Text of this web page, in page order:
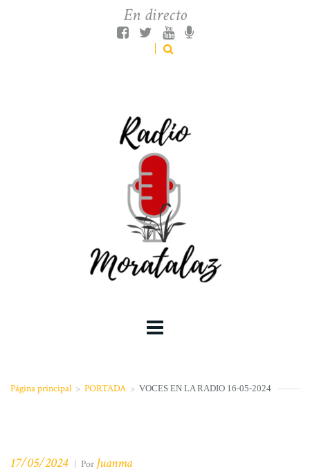
En directo
Página principal > PORTADA > VOCES EN LA RADIO 16-05-2024
17/05/2024 | Por Juanma